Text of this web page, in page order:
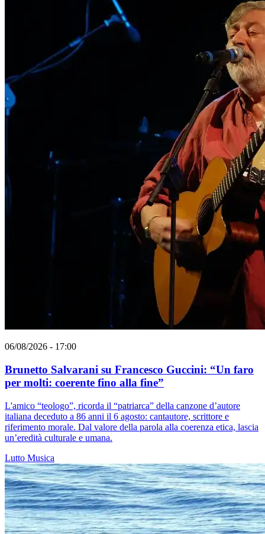
06/08/2026 - 17:00
Brunetto Salvarani su Francesco Guccini: “Un faro
per molti: coerente fino alla fine”
L'amico “teologo”, ricorda il “patriarca” della canzone d’autore
italiana deceduto a 86 anni il 6 agosto: cantautore, scrittore e
riferimento morale. Dal valore della parola alla coerenza etica, lascia
un’eredità culturale e umana.
Lutto Musica